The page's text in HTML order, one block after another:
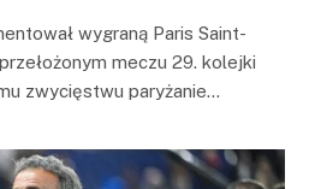
wygraną Paris Saint-
meczu 29. kolejki
zwycięstwu paryżanie…